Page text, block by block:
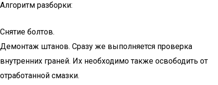
Алгоритм разборки:
Снятие болтов.
Демонтаж штанов. Сразу же выполняется проверка
внутренних граней. Их необходимо также освободить от
отработанной смазки.